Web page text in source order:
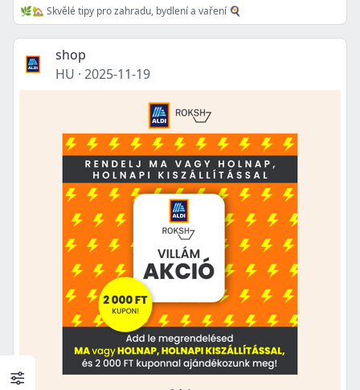
🌿🏡 Skvělé tipy pro zahradu, bydlení a vaření 🍳
shop
HU · 2025-11-19